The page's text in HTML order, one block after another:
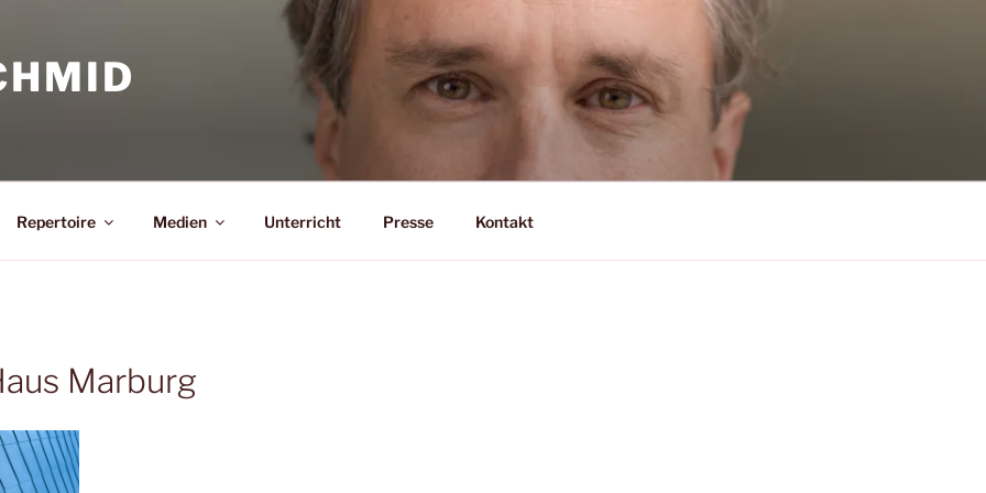
Repertoire Medien Unterricht Presse Kontakt
Marburg